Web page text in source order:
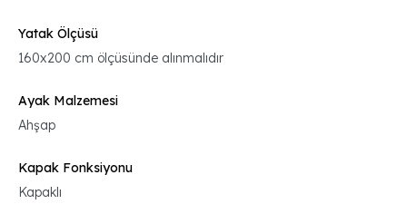
Yatak Ölçüsü
160x200 cm ölçüsünde alınmalıdır
Ayak Malzemesi
Ahşap
Kapak Fonksiyonu
Kapaklı